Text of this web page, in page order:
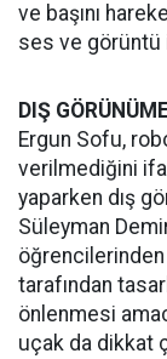
ve başını
ses ve görüntü
DIŞ
Ergun Sofu,
verilmediğini
yaparken dış
Süleyman
tarafından
önlenmesi
uçak da dikkat